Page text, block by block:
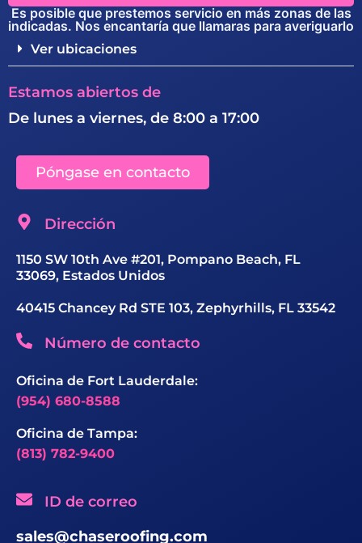
Es posible que prestemos servicio en más zonas de las
indicadas. Nos encantaría que llamaras para averiguarlo
Ver ubicaciones
Estamos abiertos de
De lunes a viernes, de 8:00 a 17:00
Póngase en contacto
Dirección
1150 SW 10th Ave #201, Pompano Beach, FL
33069, Estados Unidos
40415 Chancey Rd STE 103, Zephyrhills, FL 33542
Número de contacto
Oficina de Fort Lauderdale:
(954) 680-8588
Oficina de Tampa:
(813) 782-9400
ID de correo
sales@chaseroofing.com